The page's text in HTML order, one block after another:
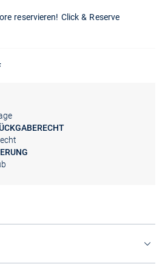
reservieren! Click & Reserve